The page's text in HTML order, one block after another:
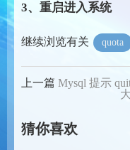
3、重启进入系统
继续浏览有关 quota
上一篇 Mysql 提示
猜你喜欢